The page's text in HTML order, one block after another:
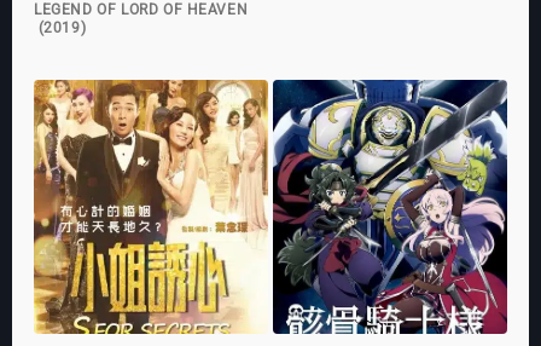
LEGEND OF LORD OF HEAVEN
(2019)